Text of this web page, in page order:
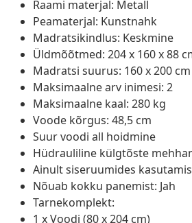
Raami materjal: Metall
Peamaterjal: Kunstnahk
Madratsikindlus: Keskmine
Üldmõõtmed: 204 x 160 x 88
Madratsi suurus: 160 x 200 cm
Maksimaalne arv inimesi: 2
Maksimaalne kaal: 280 kg
Voode kõrgus: 48,5 cm
Suur voodi all hoidmine
Hüdrauliline külgtõste
Ainult siseruumides
Nõuab kokku panemist: Jah
Tarnekomplekt:
1 x Voodi (80 x 204 cm)